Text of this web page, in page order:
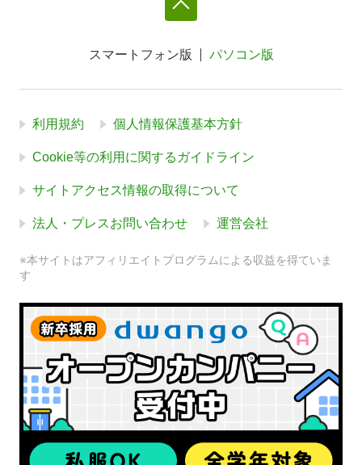
スマートフォン版 パソコン版
利用規約 個人情報保護基本方針
Cookie等の利用に関するガイドライン
サイトアクセス情報の取得について
法人・プレスお問い合わせ 運営会社
※本サイトはアフィリエイトプログラムによる収益を得ていま
す